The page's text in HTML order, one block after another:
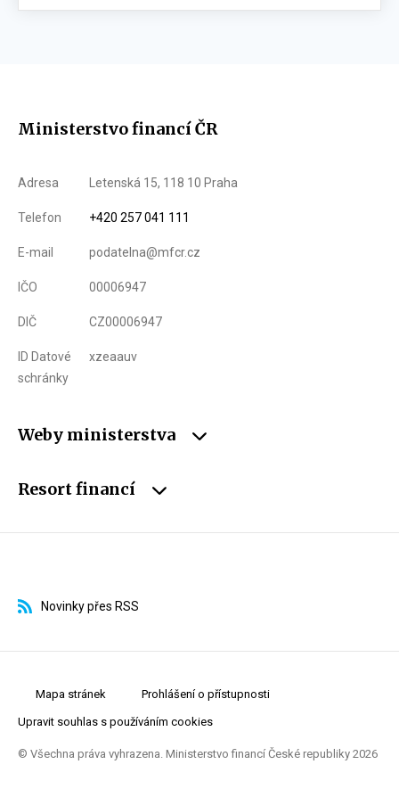
Ministerstvo financí ČR
Adresa Letenská 15, 118 10 Praha
Telefon +420 257 041 111
E-mail podatelna@mfcr.cz
IČO 00006947
DIČ CZ00006947
ID Datové
schránky
xzeaauv
Weby ministerstva
Resort financí
Novinky přes RSS
Mapa stránek Prohlášení o přístupnosti
Upravit souhlas s používáním cookies
© Všechna práva vyhrazena. Ministerstvo financí České republiky 2026